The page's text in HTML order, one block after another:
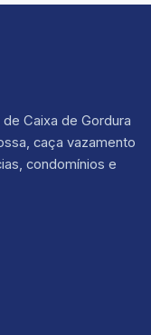
Caixa de Gordura
caça vazamento
condomínios e